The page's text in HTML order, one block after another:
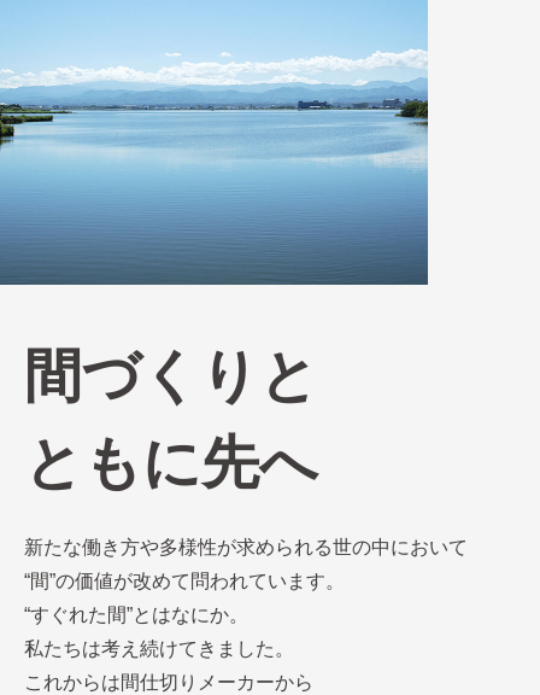
間づくりと
ともに先へ
新たな働き方や多様性が求められる世の中において
“間”の価値が改めて問われています。
“すぐれた間”とはなにか。
私たちは考え続けてきました。
これからは間仕切りメーカーから